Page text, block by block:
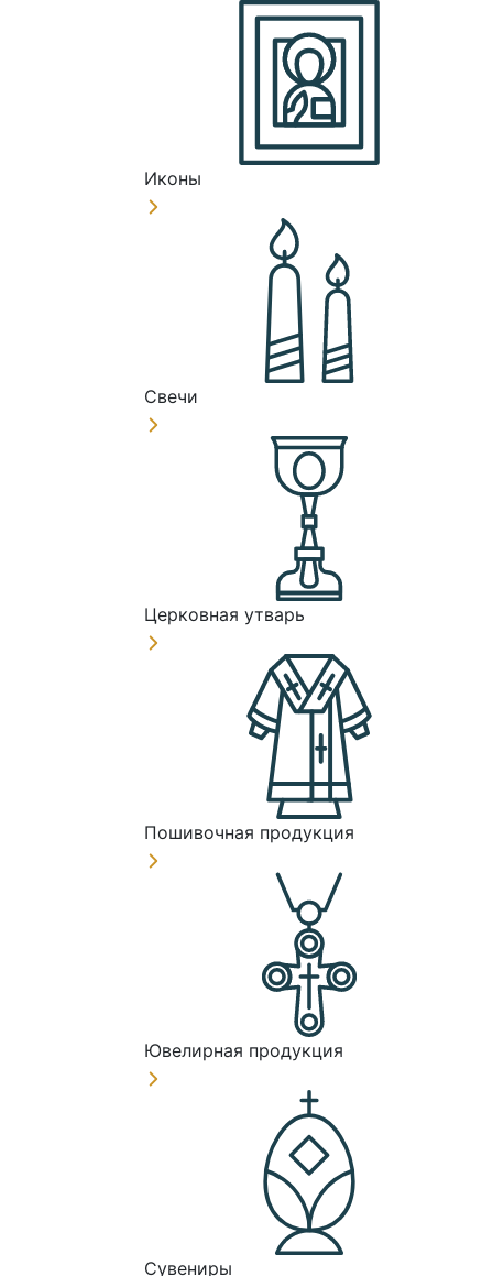
Иконы
Свечи
Церковная утварь
Пошивочная продукция
Ювелирная продукция
Сувениры